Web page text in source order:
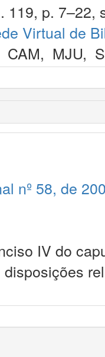
119, p. 7–22,
Virtual de
CAM, MJU,
nº 58, de
IV do